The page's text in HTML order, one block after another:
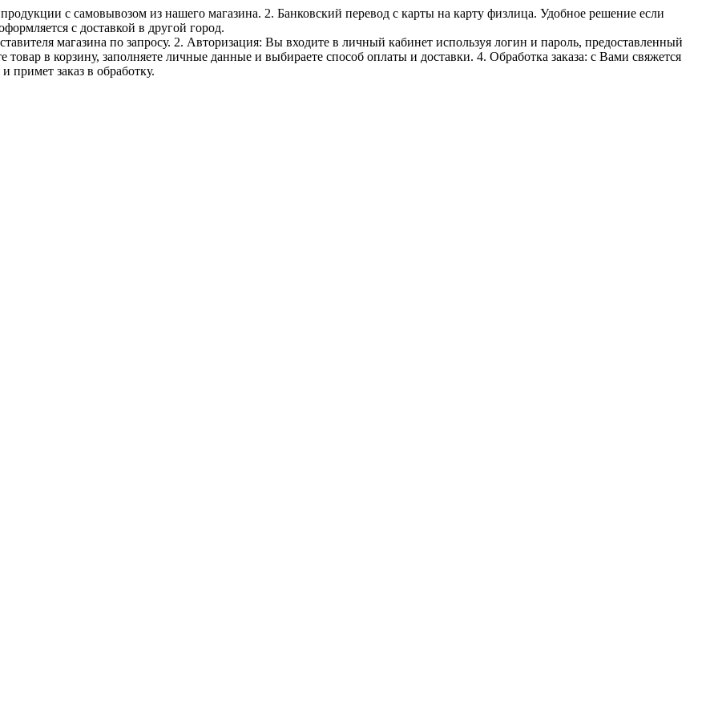
с самовывозом из нашего магазина. 2. Банковский перевод с карты на карту физлица. Удобное решение если
с доставкой в другой город.
магазина по запросу. 2. Авторизация: Вы входите в личный кабинет используя логин и пароль, предоставленный
в корзину, заполняете личные данные и выбираете способ оплаты и доставки. 4. Обработка заказа: с Вами свяжется
примет заказ в обработку.